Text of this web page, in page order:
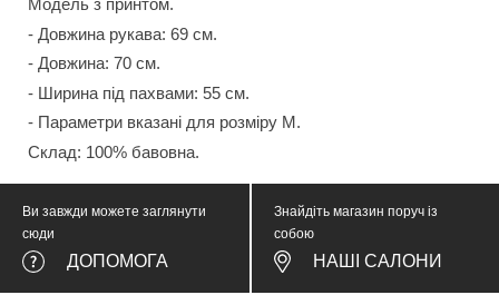
Модель з принтом.
- Довжина рукава: 69 cм.
- Довжина: 70 см.
- Ширина під пахвами: 55 см.
- Параметри вказані для розміру М.
Склад: 100% бавовна.
Ви завжди можете заглянути
сюди
ДОПОМОГА
Знайдіть магазин поруч із
собою
НАШІ САЛОНИ